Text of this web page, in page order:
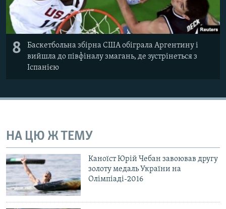
8
Баскетбольна збірна США обіграла Аргентину і
вийшла до півфіналу змагань, де зустрінеться з
Іспанією
НА ЦЮ Ж ТЕМУ
Каноїст Юрій Чебан завоював другу
золоту медаль України на
Олімпіаді-2016